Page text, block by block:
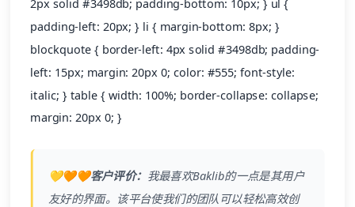
2px solid #3498db; padding-bottom: 10px; } ul {
padding-left: 20px; } li { margin-bottom: 8px; }
blockquote { border-left: 4px solid #3498db; padding-
left: 15px; margin: 20px 0; color: #555; font-style:
italic; } table { width: 100%; border-collapse: collapse;
margin: 20px 0; }
💛🧡🧡客户评价： 我最喜欢Baklib的一点是其用户
友好的界面。该平台使我们的团队可以轻松高效创